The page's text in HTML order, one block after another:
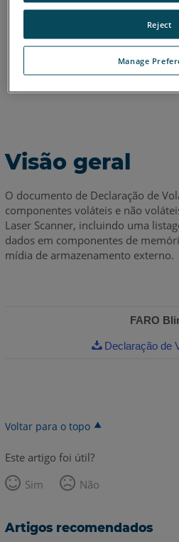
Visão geral
O documento de Declaração de
componentes voláteis e não
Laser Scanner, incluindo uma
dados em componentes de
mídia de armazenamento externo.
FARO
Declaração de
Voltar para o topo
Este artigo foi útil?
Sim
Não
Artigos recomendados
Manage
Reject